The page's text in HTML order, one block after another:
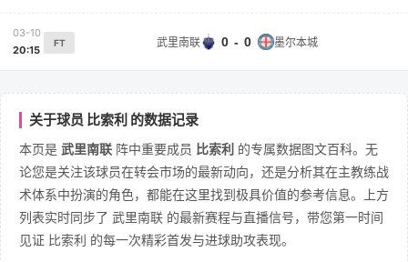
03-10
20:15
FT 武里南联 0 - 0 墨尔本城
关于球员 比索利 的数据记录
本页是 武里南联 阵中重要成员 比索利 的专属数据图文百科。无
论您是关注该球员在转会市场的最新动向，还是分析其在主教练战
术体系中扮演的角色，都能在这里找到极具价值的参考信息。上方
列表实时同步了 武里南联 的最新赛程与直播信号，带您第一时间
见证 比索利 的每一次精彩首发与进球助攻表现。